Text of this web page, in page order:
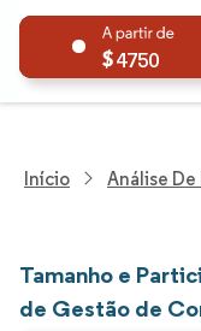
4750
Início Análise
Tamanho e
de Gestão de